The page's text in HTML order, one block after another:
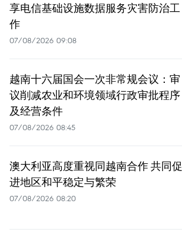
享电信基础设施数据服务灾害防治工
作
07/08/2026 09:08
越南十六届国会一次非常规会议：审
议削减农业和环境领域行政审批程序
及经营条件
07/08/2026 08:45
澳大利亚高度重视同越南合作 共同促
进地区和平稳定与繁荣
07/08/2026 08:20